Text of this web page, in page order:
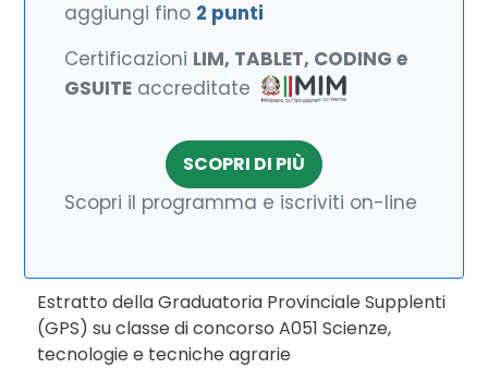
aggiungi fino 2 punti
Certificazioni LIM, TABLET, CODING e
GSUITE accreditate
SCOPRI DI PIÙ
Scopri il programma e iscriviti on-line
Estratto della Graduatoria Provinciale Supplenti
(GPS) su classe di concorso A051 Scienze,
tecnologie e tecniche agrarie